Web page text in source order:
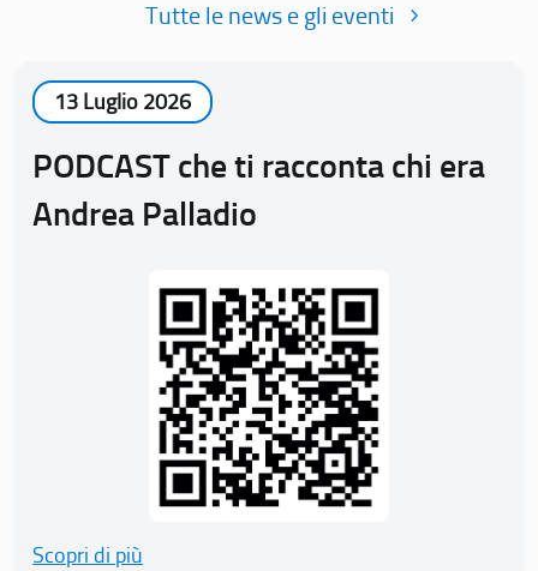
Tutte le news e gli eventi
13 Luglio 2026
PODCAST che ti racconta chi era
Andrea Palladio
Scopri di più